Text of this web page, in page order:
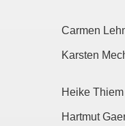
Carmen
Karsten
Heike Thiem
Hartmut